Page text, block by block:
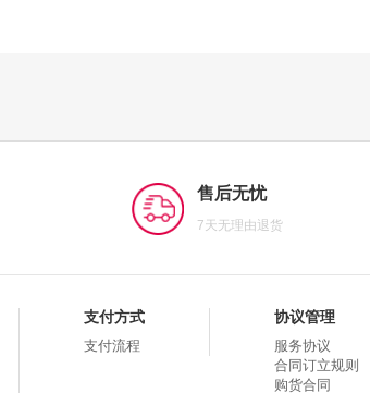
售后无忧
7天无理由退货
支付方式
支付流程
协议管理
服务协议
合同订立规则
购货合同